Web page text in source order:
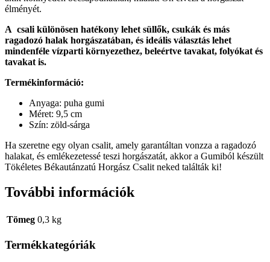
élményét.
A csali különösen hatékony lehet süllők, csukák és más
ragadozó halak horgászatában, és ideális választás lehet
mindenféle vízparti környezethez, beleértve tavakat, folyókat és
tavakat is.
Termékinformáció:
Anyaga: puha gumi
Méret: 9,5 cm
Szín: zöld-sárga
Ha szeretne egy olyan csalit, amely garantáltan vonzza a ragadozó
halakat, és emlékezetessé teszi horgászatát, akkor a Gumiból készült
Tökéletes Békautánzatú Horgász Csalit neked találták ki!
További információk
Tömeg 0,3 kg
Termékkategóriák